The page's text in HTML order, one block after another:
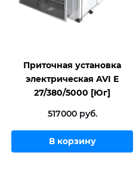
Приточная установка
электрическая AVI E
27/380/5000 [Юг]
517000 руб.
В корзину